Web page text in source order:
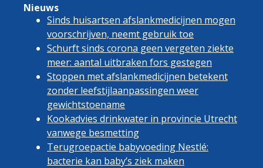
Nieuws
Sinds huisartsen afslankmedicijnen mogen
voorschrijven, neemt gebruik toe
Schurft sinds corona geen vergeten ziekte
meer: aantal uitbraken fors gestegen
Stoppen met afslankmedicijnen betekent
zonder leefstijlaanpassingen weer
gewichtstoename
Kookadvies drinkwater in provincie Utrecht
vanwege besmetting
Terugroepactie babyvoeding Nestlé:
bacterie kan baby’s ziek maken